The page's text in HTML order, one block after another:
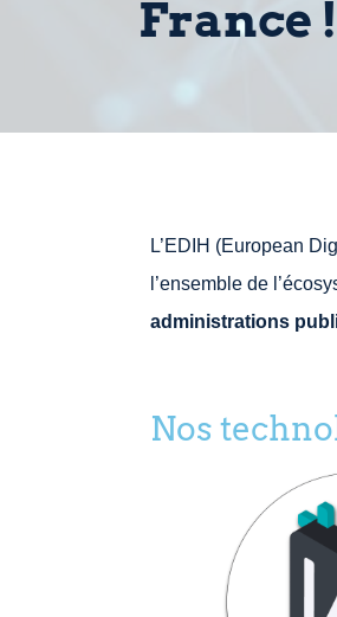
France !
L’EDIH (European
l’ensemble de
administrations
Nos